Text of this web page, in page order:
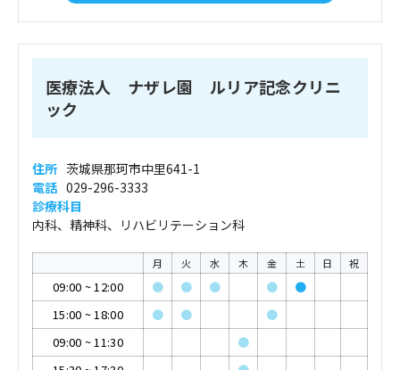
医療法人 ナザレ園 ルリア記念クリニ
ック
住所 茨城県那珂市中里641-1
電話 029-296-3333
診療科目
内科、精神科、リハビリテーション科
月 火 水 木 金 土 日 祝
09:00 ~12:00 ● ● ● ●
●
15:00 ~18:00 ● ●
●
09:00 ~11:30
●